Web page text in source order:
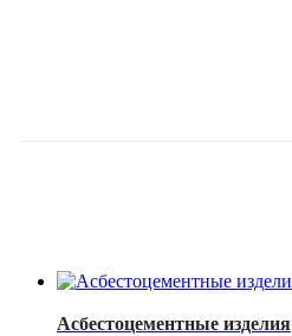
Асбестоцементные изделия